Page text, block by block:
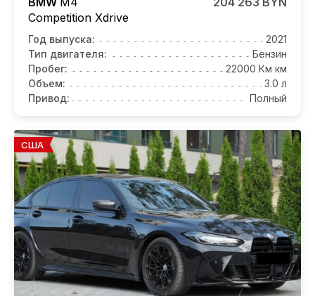
Competition Xdrive
Год выпуска:
2021
Тип двигателя:
Бензин
Пробег:
22000 Км км
Объем:
3.0 л
Привод:
Полный
США